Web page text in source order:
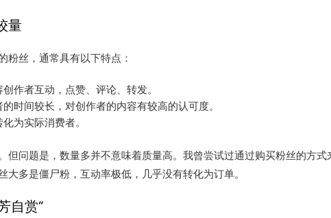
量
粉丝，通常具有以下特点：
作者互动，点赞、评论、转发。
的时间较长，对创作者的内容有较高的认可度。
为实际消费者。
但问题是，数量多并不意味着质量高。我曾尝试过通过购买粉丝的方式
大多是僵尸粉，互动率极低，几乎没有转化为订单。
自赏”